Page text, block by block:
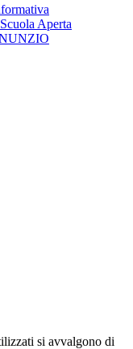
Aperta
si avvalgono di